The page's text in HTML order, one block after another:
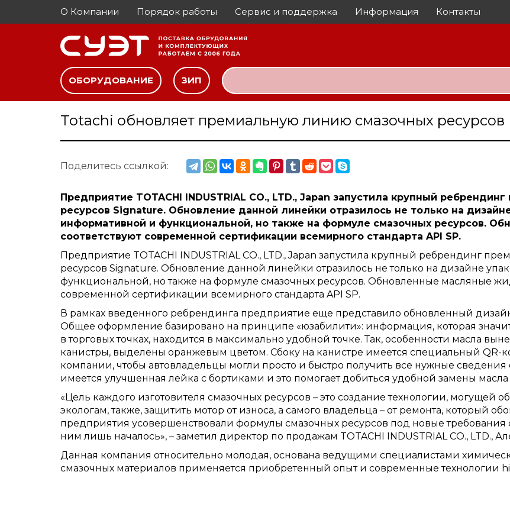
О Компании Порядок работы Сервис и поддержка Информация Контакты
ОБОРУДОВАНИЕ ЗИП
Totachi обновляет премиальную линию смазочных ресурсов
Поделитесь ссылкой:
Предприятие TOTACHI INDUSTRIAL CO., LTD., Japan запустила крупный
ресурсов Signature. Обновление данной линейки отразилось не только на
информативной и функциональной, но также на формуле смазочных ресурсов.
соответствуют современной сертификации всемирного стандарта API SP.
Предприятие TOTACHI INDUSTRIAL CO., LTD., Japan запустила крупный ребрендинг
ресурсов Signature. Обновление данной линейки отразилось не только на дизайне
функциональной, но также на формуле смазочных ресурсов. Обновленные масляные
современной сертификации всемирного стандарта API SP.
В рамках введенного ребрендинга предприятие еще представило обновленный
Общее оформление базировано на принципе «юзабилити»: информация, которая
в торговых точках, находится в максимально удобной точке. Так, особенности масла
канистры, выделены оранжевым цветом. Сбоку на канистре имеется специальный QR-
компании, чтобы автовладельцы могли просто и быстро получить все нужные
имеется улучшенная лейка с бортиками и это помогает добиться удобной замены масла
«Цель каждого изготовителя смазочных ресурсов – это создание технологии, могущей
экологам, также, защитить мотор от износа, а самого владельца – от ремонта, который
предприятия усовершенствовали формулы смазочных ресурсов под новые требования
ним лишь началось», – заметил директор по продажам TOTACHI INDUSTRIAL CO., LTD.,
Данная компания относительно молодая, основана ведущими специалистами
смазочных материалов применяется приобретенный опыт и современные технологии